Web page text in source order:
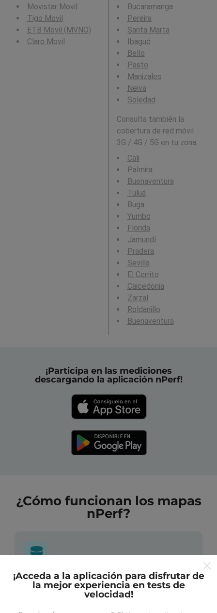
Movistar Movil
Tigo Movil
ETB Movil (MVNO)
Claro Movil
Bucaramanga
Pereira
Santa Marta
Ibagué
Bello
Pasto
Manizales
Neiva
Soledad
Consulta también la
cobertura de red móvil
3G / 4G / 5G en tu zona:
Cali
Palmira
Buenaventura
Tuluá
Buga
Yumbo
Florida
Jamundí
Pradera
Sevilla
El Cerrito
Caicedonia
Zarzal
Roldanillo
Buenaventura
¡Participa en las mediciones
descargando la aplicación nPerf!
¿Cómo funcionan los mapas
nPerf?
¿De dónde provienen los datos?
¡Acceda a la aplicación para disfrutar de
la mejor experiencia en tests de
velocidad!